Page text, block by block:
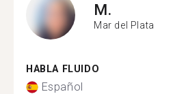
M.
Mar del Plata
HABLA FLUIDO
Español